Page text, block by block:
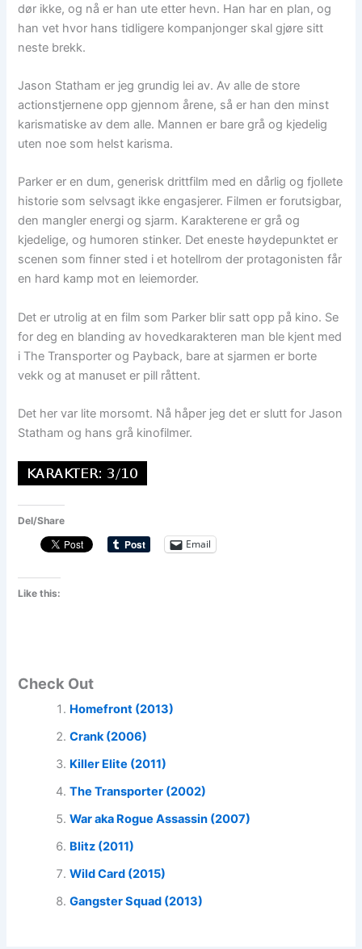
dør ikke, og nå er han ute etter hevn. Han har en plan, og
han vet hvor hans tidligere kompanjonger skal gjøre sitt
neste brekk.
Jason Statham er jeg grundig lei av. Av alle de store
actionstjernene opp gjennom årene, så er han den minst
karismatiske av dem alle. Mannen er bare grå og kjedelig
uten noe som helst karisma.
Parker er en dum, generisk drittfilm med en dårlig og fjollete
historie som selvsagt ikke engasjerer. Filmen er forutsigbar,
den mangler energi og sjarm. Karakterene er grå og
kjedelige, og humoren stinker. Det eneste høydepunktet er
scenen som finner sted i et hotellrom der protagonisten får
en hard kamp mot en leiemorder.
Det er utrolig at en film som Parker blir satt opp på kino. Se
for deg en blanding av hovedkarakteren man ble kjent med
i The Transporter og Payback, bare at sjarmen er borte
vekk og at manuset er pill råttent.
Det her var lite morsomt. Nå håper jeg det er slutt for Jason
Statham og hans grå kinofilmer.
Del/Share
Email
Like this:
Check Out
Homefront (2013)
Crank (2006)
Killer Elite (2011)
The Transporter (2002)
War aka Rogue Assassin (2007)
Blitz (2011)
Wild Card (2015)
Gangster Squad (2013)